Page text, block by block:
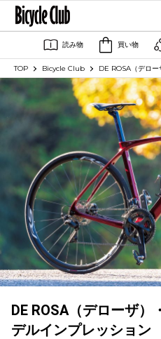
読み物 買い物
TOP Bicycle Club DE ROSA（デロ
DE ROSA（デローザ
デルインプレッション